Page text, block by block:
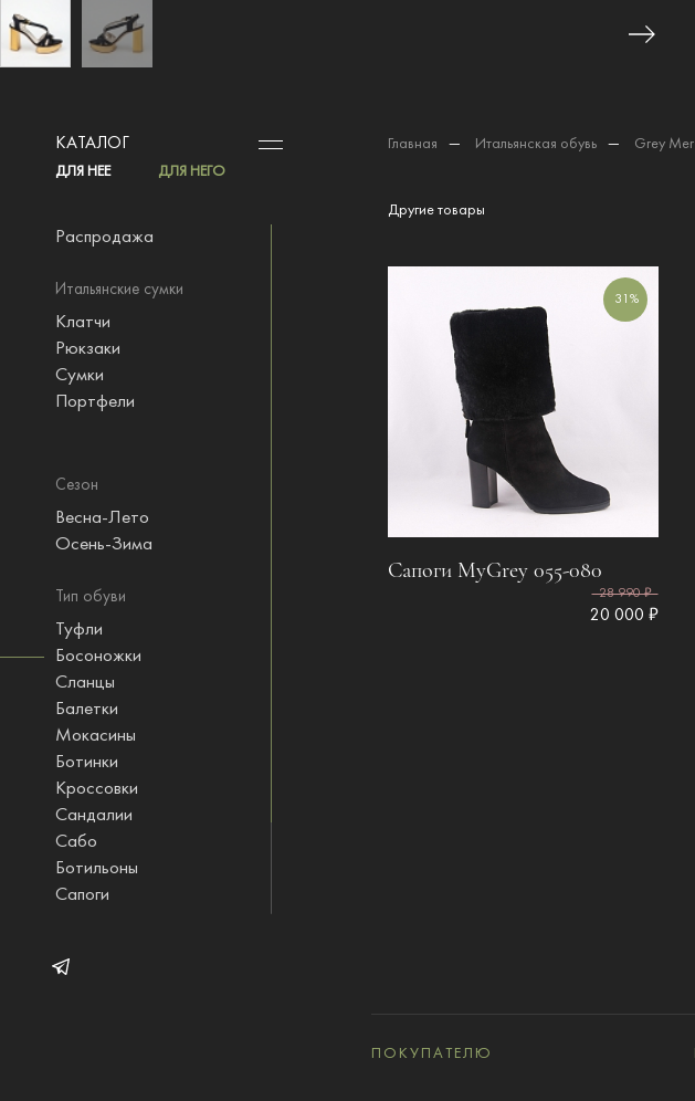
КАТАЛОГ
ДЛЯ НЕЕ ДЛЯ НЕГО
Распродажа
Итальянские сумки
Клатчи
Рюкзаки
Сумки
Портфели
Сезон
Весна-Лето
Осень-Зима
Тип обуви
Туфли
Босоножки
Сланцы
Балетки
Мокасины
Ботинки
Кроссовки
Сандалии
Сабо
Ботильоны
Сапоги
Главная — Итальянская обувь — Grey Mer
Другие товары
31%
Сапоги MyGrey 055-080
28 990 ₽
20 000 ₽
ПОКУПАТЕЛЮ